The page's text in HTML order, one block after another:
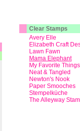
Clear Stamps
Avery Elle
Elizabeth Craft
Lawn Fawn
Mama Elephant
My Favorite Things
Neat & Tangled
Newton's Nook
Paper Smooches
Stempelküche
The Alleyway